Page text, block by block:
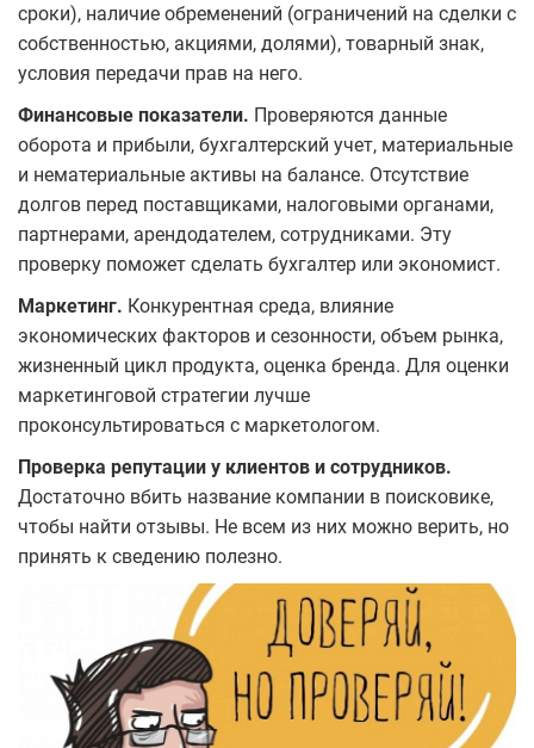
сроки), наличие обременений (ограничений на сделки с
собственностью, акциями, долями), товарный знак,
условия передачи прав на него.
Финансовые показатели. Проверяются данные
оборота и прибыли, бухгалтерский учет, материальные
и нематериальные активы на балансе. Отсутствие
долгов перед поставщиками, налоговыми органами,
партнерами, арендодателем, сотрудниками. Эту
проверку поможет сделать бухгалтер или экономист.
Маркетинг. Конкурентная среда, влияние
экономических факторов и сезонности, объем рынка,
жизненный цикл продукта, оценка бренда. Для оценки
маркетинговой стратегии лучше
проконсультироваться с маркетологом.
Проверка репутации у клиентов и сотрудников.
Достаточно вбить название компании в поисковике,
чтобы найти отзывы. Не всем из них можно верить, но
принять к сведению полезно.